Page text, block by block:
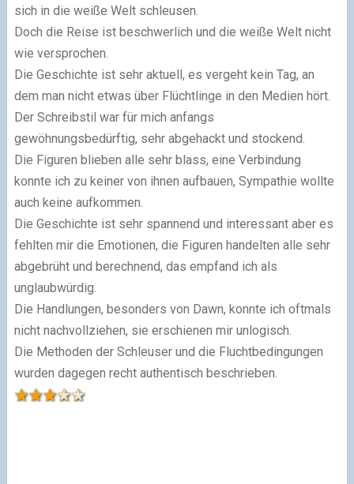
sich in die weiße Welt schleusen.
Doch die Reise ist beschwerlich und die weiße Welt nicht
wie versprochen.
Die Geschichte ist sehr aktuell, es vergeht kein Tag, an
dem man nicht etwas über Flüchtlinge in den Medien hört.
Der Schreibstil war für mich anfangs
gewöhnungsbedürftig, sehr abgehackt und stockend.
Die Figuren blieben alle sehr blass, eine Verbindung
konnte ich zu keiner von ihnen aufbauen, Sympathie wollte
auch keine aufkommen.
Die Geschichte ist sehr spannend und interessant aber es
fehlten mir die Emotionen, die Figuren handelten alle sehr
abgebrüht und berechnend, das empfand ich als
unglaubwürdig.
Die Handlungen, besonders von Dawn, konnte ich oftmals
nicht nachvollziehen, sie erschienen mir unlogisch.
Die Methoden der Schleuser und die Fluchtbedingungen
wurden dagegen recht authentisch beschrieben.